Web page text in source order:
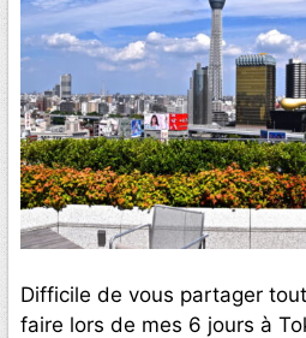
Difficile de vous partager
faire lors de mes 6 jours à